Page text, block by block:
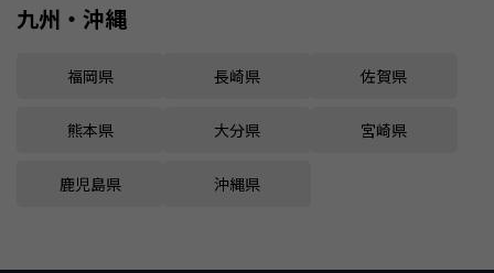
九州・沖縄
福岡県 長崎県 佐賀県
熊本県 大分県 宮崎県
鹿児島県 沖縄県